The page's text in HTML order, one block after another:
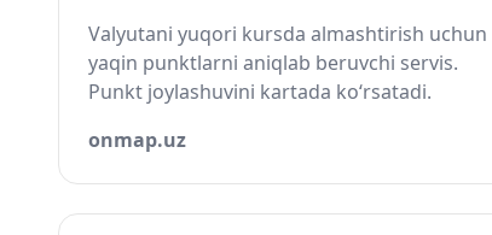
Valyutani yuqori kursda almashtirish uchun
yaqin punktlarni aniqlab beruvchi servis.
Punkt joylashuvini kartada ko‘rsatadi.
onmap.uz